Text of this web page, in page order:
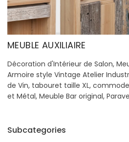
MEUBLE AUXILIAIRE
Décoration d'Intérieur de Salon,
Armoire style Vintage Atelier
de Vin, tabouret taille XL,
et Métal, Meuble Bar original,
Subcategories